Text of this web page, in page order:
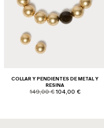
COLLAR Y PENDIENTES DE METAL Y
RESINA
product.price.original
149,00 €product.price.sale
104,00 €